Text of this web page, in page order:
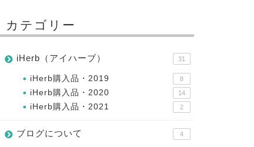
カテゴリー
iHerb（アイハーブ） 31
iHerb購入品・2019 8
iHerb購入品・2020 14
iHerb購入品・2021 2
ブログについて 4